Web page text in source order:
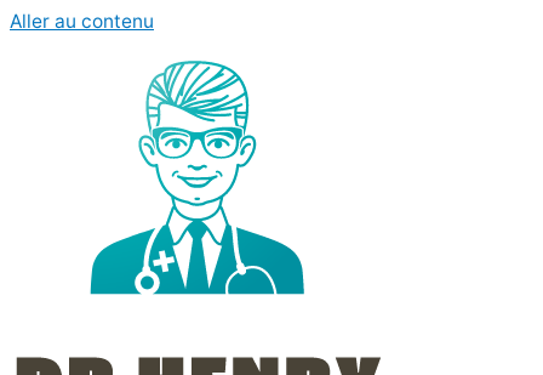
Aller au contenu